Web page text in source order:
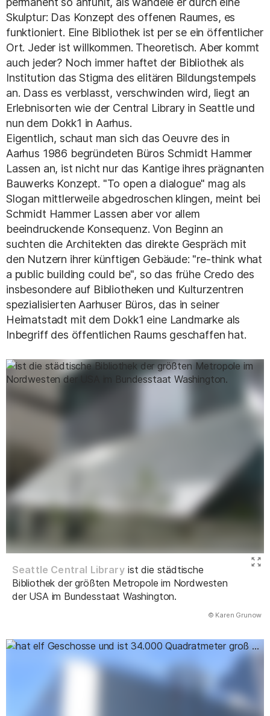
Skulptur: Das Konzept des offenen Raumes, es
funktioniert. Eine Bibliothek ist per se ein öffentlicher
Ort. Jeder ist willkommen. Theoretisch. Aber kommt
auch jeder? Noch immer haftet der Bibliothek als
Institution das Stigma des elitären Bildungstempels
an. Dass es verblasst, verschwinden wird, liegt an
Erlebnisorten wie der Central Library in Seattle und
nun dem Dokk1 in Aarhus.
Eigentlich, schaut man sich das Oeuvre des in
Aarhus 1986 begründeten Büros Schmidt Hammer
Lassen an, ist nicht nur das Kantige ihres prägnanten
Bauwerks Konzept. "To open a dialogue" mag als
Slogan mittlerweile abgedroschen klingen, meint bei
Schmidt Hammer Lassen aber vor allem
beeindruckende Konsequenz. Von Beginn an
suchten die Architekten das direkte Gespräch mit
den Nutzern ihrer künftigen Gebäude: "re-think what
a public building could be", so das frühe Credo des
insbesondere auf Bibliotheken und Kulturzentren
spezialisierten Aarhuser Büros, das in seiner
Heimatstadt mit dem Dokk1 eine Landmarke als
Inbegriff des öffentlichen Raums geschaffen hat.
Seattle Central Library ist die städtische
Bibliothek der größten Metropole im Nordwesten
der USA im Bundesstaat Washington.
© Karen Grunow